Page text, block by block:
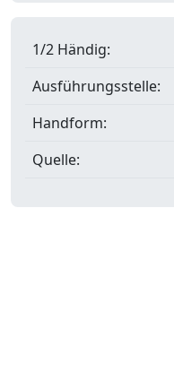
1/2 Händig:
Ausführungsstelle:
Handform:
Quelle: